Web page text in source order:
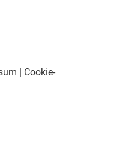
| Cookie-